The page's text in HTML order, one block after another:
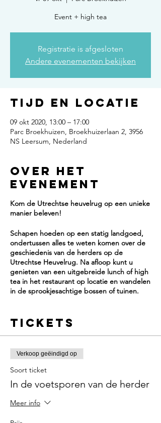
Event + high tea
Registratie is afgesloten
Andere evenementen bekijken
Tijd en locatie
09 okt 2020, 13:00 – 17:00
Parc Broekhuizen, Broekhuizerlaan 2, 3956
NS Leersum, Nederland
Over het
evenement
Kom de Utrechtse heuvelrug op een unieke
manier beleven!
Schapen hoeden op een statig landgoed,
ondertussen alles te weten komen over de
geschiedenis van de herders op de
Utrechtse Heuvelrug. Na afloop kunt u
genieten van een uitgebreide lunch of high
tea in het restaurant op locatie en wandelen
in de sprookjesachtige bossen of tuinen.
voor een aantal deelnemers tijdens dit
Herders en schapen zijn al duizenden jaren
verbonden met de Utrechtse Heuvelrug. Ze
zijn onderdeel van het cultureel erfgoed in
deze omgeving. Maar ook tegenwoordig
leven en werken er nog herders met hun
schaapskudden. Ze zetten een lange
traditie voort en leveren een belangrijke
Tickets
Verkoop geëindigd op
Soort ticket
In de voetsporen van de herder
Meer info